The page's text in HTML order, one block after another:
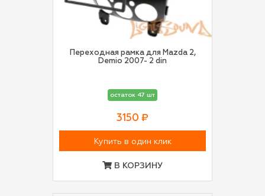
Переходная рамка для Mazda 2,
Demio 2007- 2 din
остаток 47 шт
3150 ₽
Купить в один клик
В КОРЗИНУ